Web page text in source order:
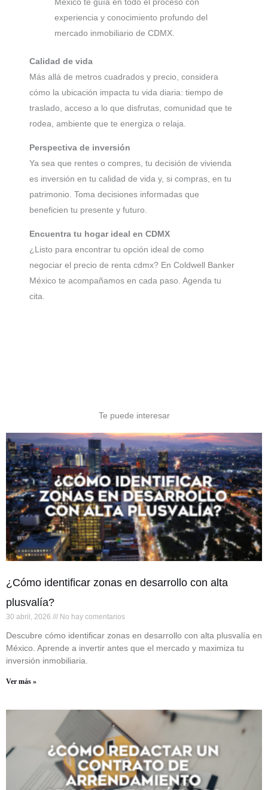
México te guía en todo el proceso con
experiencia y conocimiento profundo del
mercado inmobiliario de CDMX.
Calidad de vida
Más allá de metros cuadrados y precio, considera
cómo la ubicación impacta tu vida diaria: tiempo de
traslado, acceso a lo que disfrutas, comunidad que te
rodea, ambiente que te energiza o relaja.
Perspectiva de inversión
Ya sea que rentes o compres, tu decisión de vivienda
es inversión en tu calidad de vida y, si compras, en tu
patrimonio. Toma decisiones informadas que
beneficien tu presente y futuro.
Encuentra tu hogar ideal en CDMX
¿Listo para encontrar tu opción ideal de como
negociar el precio de renta cdmx? En Coldwell Banker
México te acompañamos en cada paso. Agenda tu
cita.
Te puede interesar
¿Cómo identificar zonas en desarrollo con alta
plusvalía?
30 abril, 2026 No hay comentarios
Descubre cómo identificar zonas en desarrollo con alta plusvalía en
México. Aprende a invertir antes que el mercado y maximiza tu
inversión inmobiliaria.
Ver más »